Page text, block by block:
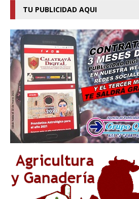
TU PUBLICIDAD AQUI